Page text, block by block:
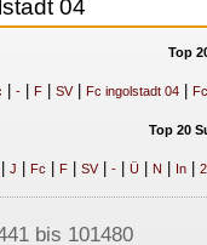
Top
-| F| SV| Fc ingolstadt 04|
Top 20
J Fc F| SV| -| Ü| N In| 2
bis 101480